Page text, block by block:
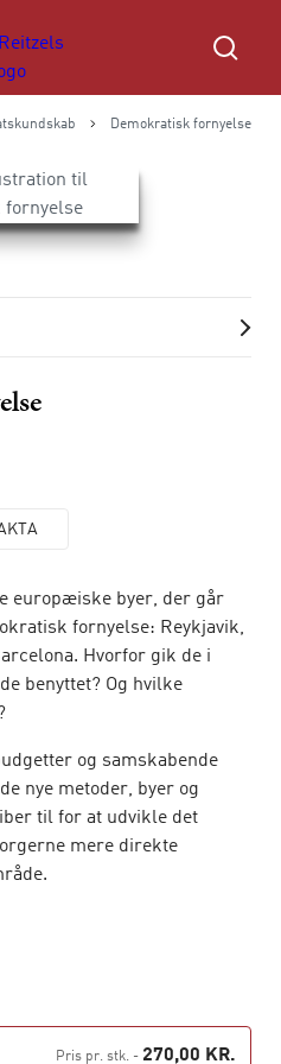
Demokratisk fornyelse
europæiske byer, der går
fornyelse: Reykjavik,
Hvorfor gik de i
benyttet? Og hvilke
og samskabende
nye metoder, byer og
til for at udvikle det
mere direkte
Spørgsmålet er bare:
faldgruber skal vi være
Pris pr. stk.- 270,00 KR.